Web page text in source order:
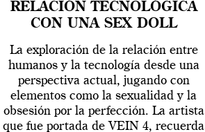
RELACIÓN TECNOLÓGICA
CON UNA SEX DOLL
La exploración de la relación entre
humanos y la tecnología desde una
perspectiva actual, jugando con
elementos como la sexualidad y la
obsesión por la perfección. La artista
que fue portada de VEIN 4, recuerda